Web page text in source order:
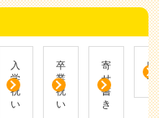
入
学
祝
い
卒
業
祝
い
寄
せ
書
き
帰
省